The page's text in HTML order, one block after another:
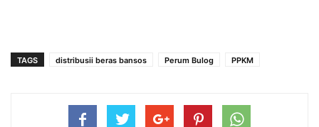
TAGS distribusii beras bansos Perum Bulog PPKM